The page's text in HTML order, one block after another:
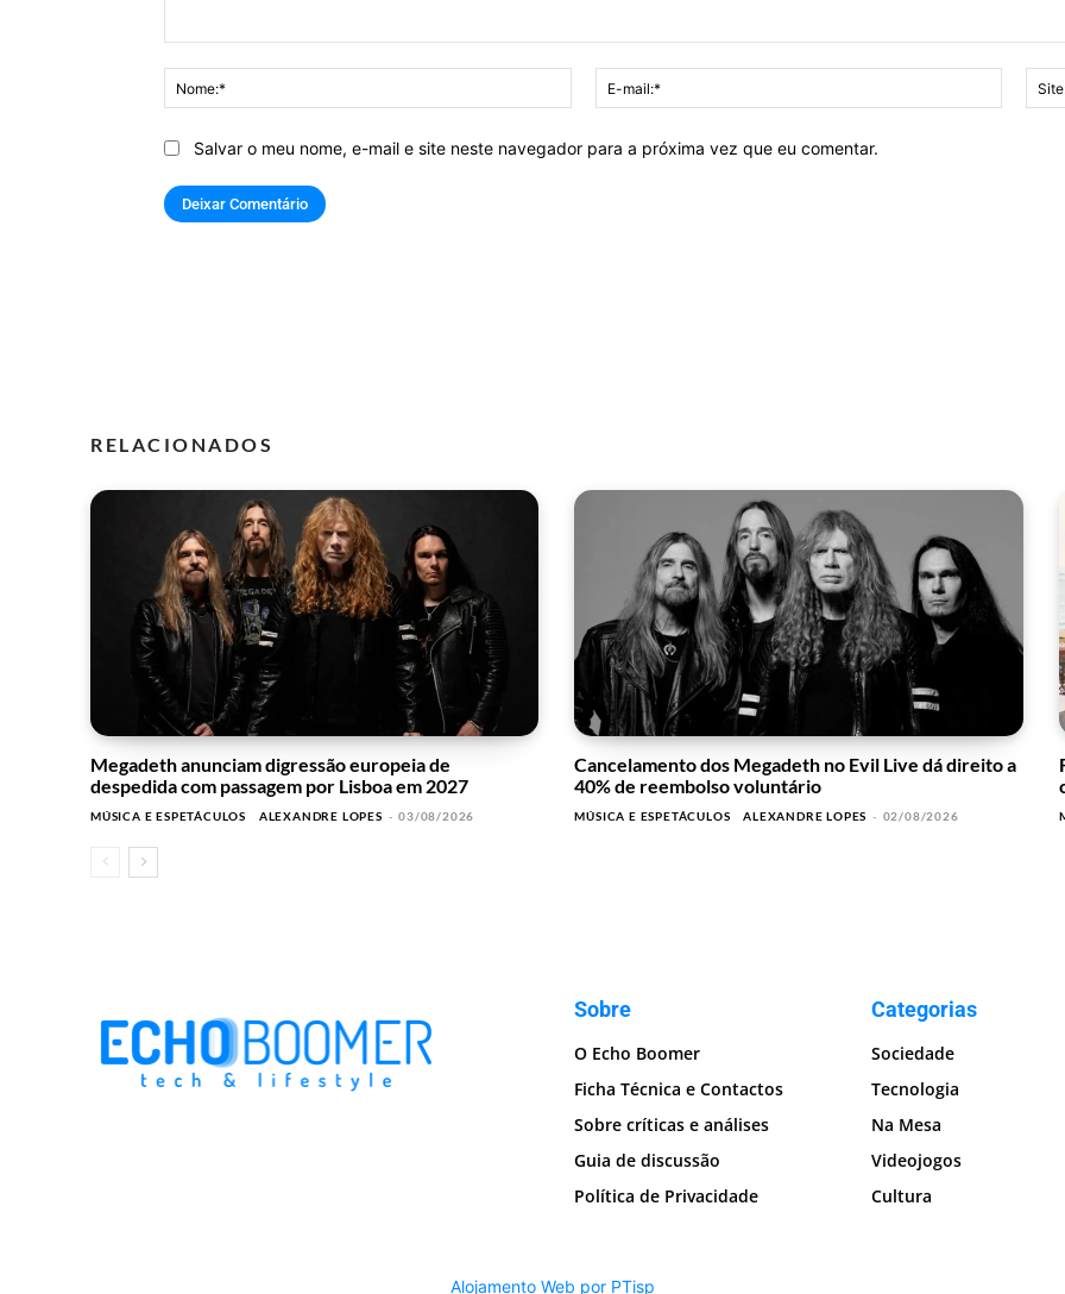
Nome:*
mail:*
Salvar o meu nome, e-mail e site neste navegador para a próxima vez que eu comentar.
RELACIONADOS
Megadeth anunciam digressão europeia de
despedida com passagem por Lisboa em 2027
MÚSICA E ESPETÁCULOS ALEXANDRE LOPES - 03/08/2026
Cancelamento dos Megadeth no Evil Live dá direito a
40% de reembolso voluntário
MÚSICA E ESPETÁCULOS ALEXANDRE LOPES - 02/08/2026
Sobre
O Echo Boomer
Ficha Técnica e Contactos
Sobre críticas e análises
Guia de discussão
Política de Privacidade
Categorias
Sociedade
Tecnologia
Na Mesa
Videojogos
Cultura
Alojamento Web por PTisp